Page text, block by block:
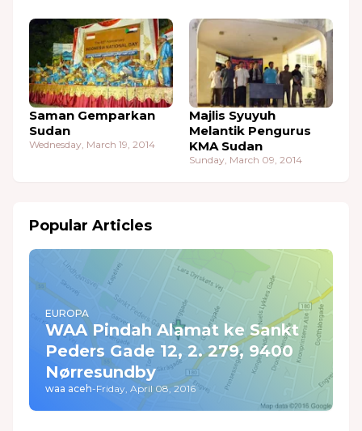
Saman Gemparkan
Sudan
Wednesday, March 19, 2014
Majlis Syuyuh
Melantik Pengurus
KMA Sudan
Sunday, March 09, 2014
Popular Articles
EUROPA
WAA Pindah Alamat ke Sankt
Peders Gade 12, 2. 279, 9400
Nørresundby
waa aceh-Friday, April 08, 2016